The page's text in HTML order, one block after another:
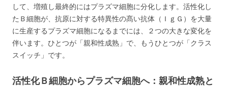
して、増殖し最終的にはプラズマ細胞に分化します。活性化し
たＢ細胞が、抗原に対する特異性の髙い抗体（ＩｇＧ）を大量
に生産するプラズマ細胞になるまでには、２つの大きな変化を
伴います。ひとつが「親和性成熟」で、もうひとつが「クラス
スイッチ」です。
活性化Ｂ細胞からプラズマ細胞へ：親和性成熟と